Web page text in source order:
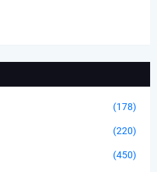
(178)
(220)
(450)